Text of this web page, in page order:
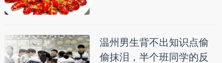
温州男生背不出知识点偷
偷抹泪，半个班同学的反